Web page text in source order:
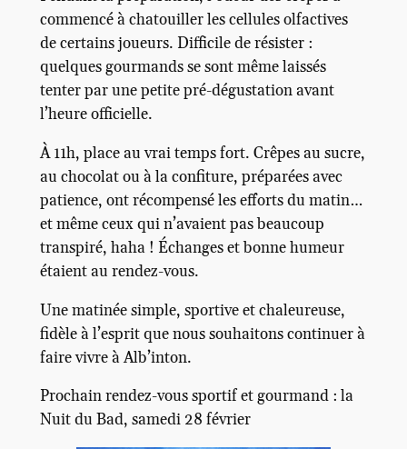
commencé à chatouiller les cellules olfactives
de certains joueurs. Difficile de résister :
quelques gourmands se sont même laissés
tenter par une petite pré-dégustation avant
l’heure officielle.
À 11h, place au vrai temps fort. Crêpes au sucre,
au chocolat ou à la confiture, préparées avec
patience, ont récompensé les efforts du matin…
et même ceux qui n’avaient pas beaucoup
transpiré, haha ! Échanges et bonne humeur
étaient au rendez-vous.
Une matinée simple, sportive et chaleureuse,
fidèle à l’esprit que nous souhaitons continuer à
faire vivre à Alb’inton.
Prochain rendez-vous sportif et gourmand : la
Nuit du Bad, samedi 28 février